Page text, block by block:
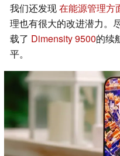
我们还发现在能源管理方
理也有很大的改进潜力。
载了 Dimensity 9500的续
平。